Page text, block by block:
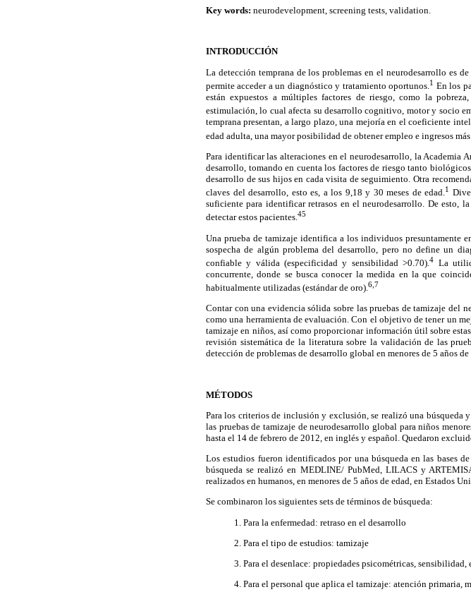
Key words: neurodevelopment, screening tests, validation.
INTRODUCCIÓN
La detección temprana de los problemas en el neurodesarrollo es
permite acceder a un diagnóstico y tratamiento oportunos. 1 En los
están expuestos a múltiples factores de riesgo, como la
estimulación, lo cual afecta su desarrollo cognitivo, motor y socio
temprana presentan, a largo plazo, una mejoría en el coeficiente
edad adulta, una mayor posibilidad de obtener empleo e ingresos
Para identificar las alteraciones en el neurodesarrollo, la
desarrollo, tomando en cuenta los factores de riesgo tanto
desarrollo de sus hijos en cada visita de seguimiento. Otra
claves del desarrollo, esto es, a los 9,18 y 30 meses de edad.1
suficiente para identificar retrasos en el neurodesarrollo. De esto,
detectar estos pacientes.45
Una prueba de tamizaje identifica a los individuos presuntamente
sospecha de algún problema del desarrollo, pero no define un
confiable y válida (especificidad y sensibilidad >0.70).4 La
concurrente, donde se busca conocer la medida en la que
habitualmente utilizadas (estándar de oro).6,7
Contar con una evidencia sólida sobre las pruebas de tamizaje del
como una herramienta de evaluación. Con el objetivo de tener un
tamizaje en niños, así como proporcionar información útil sobre
revisión sistemática de la literatura sobre la validación de las
detección de problemas de desarrollo global en menores de 5 años de
MÉTODOS
Para los criterios de inclusión y exclusión, se realizó una
las pruebas de tamizaje de neurodesarrollo global para niños
hasta el 14 de febrero de 2012, en inglés y español. Quedaron
Los estudios fueron identificados por una búsqueda en las bases
búsqueda se realizó en MEDLINE/ PubMed, LILACS y
realizados en humanos, en menores de 5 años de edad, en Estados
Se combinaron los siguientes sets de términos de búsqueda:
1. Para la enfermedad: retraso en el desarrollo
2. Para el tipo de estudios: tamizaje
3. Para el desenlace: propiedades psicométricas, sensibilidad,
4. Para el personal que aplica el tamizaje: atención primaria,